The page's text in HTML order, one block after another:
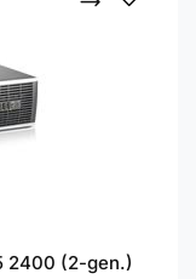
2400 (2-gen.)